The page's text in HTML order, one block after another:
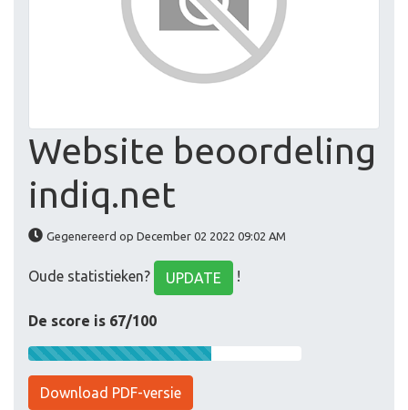
Website beoordeling
indiq.net
Gegenereerd op December 02 2022 09:02 AM
Oude statistieken? UPDATE !
De score is 67/100
Download PDF-versie